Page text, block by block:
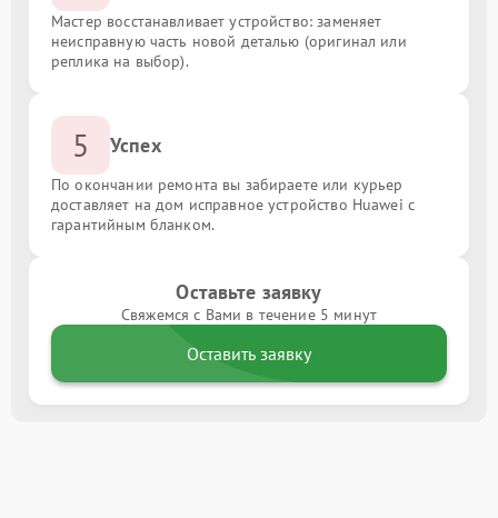
Мастер восстанавливает устройство: заменяет
неисправную часть новой деталью (оригинал или
реплика на выбор).
5 Успех
По окончании ремонта вы забираете или курьер
доставляет на дом исправное устройство Huawei с
гарантийным бланком.
Оставьте заявку
Свяжемся с Вами в течение 5 минут
Оставить заявку